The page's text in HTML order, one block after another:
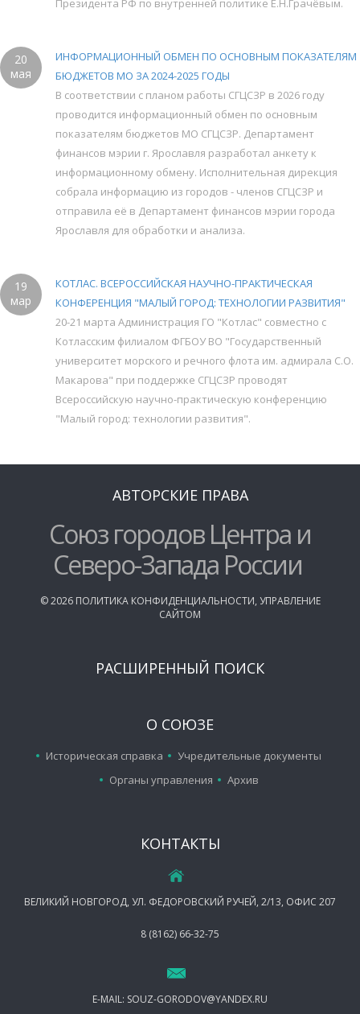
20
мая
ИНФОРМАЦИОННЫЙ ОБМЕН ПО ОСНОВНЫМ ПОКАЗАТЕЛЯМ
БЮДЖЕТОВ МО ЗА 2024-2025 ГОДЫ
В соответствии с планом работы СГЦСЗР в 2026 году
проводится информационный обмен по основным
показателям бюджетов МО СГЦСЗР. Департамент
финансов мэрии г. Ярославля разработал анкету к
информационному обмену. Исполнительная дирекция
собрала информацию из городов - членов СГЦСЗР и
отправила её в Департамент финансов мэрии города
Ярославля для обработки и анализа.
19
мар
КОТЛАС. ВСЕРОССИЙСКАЯ НАУЧНО-ПРАКТИЧЕСКАЯ
КОНФЕРЕНЦИЯ "МАЛЫЙ ГОРОД: ТЕХНОЛОГИИ РАЗВИТИЯ"
20-21 марта Администрация ГО "Котлас" совместно с
Котласским филиалом ФГБОУ ВО "Государственный
университет морского и речного флота им. адмирала С.О.
Макарова" при поддержке СГЦСЗР проводят
Всероссийскую научно-практическую конференцию
"Малый город: технологии развития".
АВТОРСКИЕ ПРАВА
Союз городов Центра и
Северо-Запада России
©2026 ПОЛИТИКА КОНФИДЕНЦИАЛЬНОСТИ, УПРАВЛЕНИЕ
САЙТОМ
РАСШИРЕННЫЙ ПОИСК
О СОЮЗЕ
Историческая справка
Учредительные документы
Органы управления
Архив
КОНТАКТЫ
ВЕЛИКИЙ НОВГОРОД, УЛ. ФЕДОРОВСКИЙ РУЧЕЙ, 2/13, ОФИС 207
8 (8162) 66-32-75
E-MAIL: SOUZ-GORODOV@YANDEX.RU